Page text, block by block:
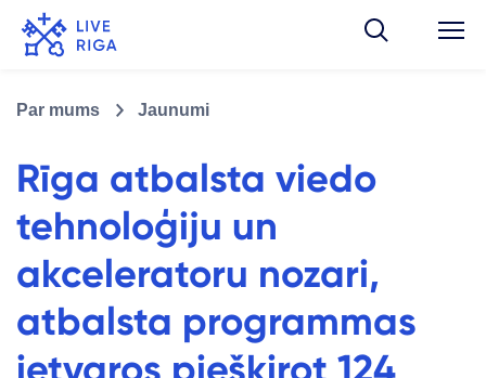
Par mums Jaunumi
Rīga atbalsta viedo
tehnoloģiju un
akceleratoru nozari,
atbalsta programmas